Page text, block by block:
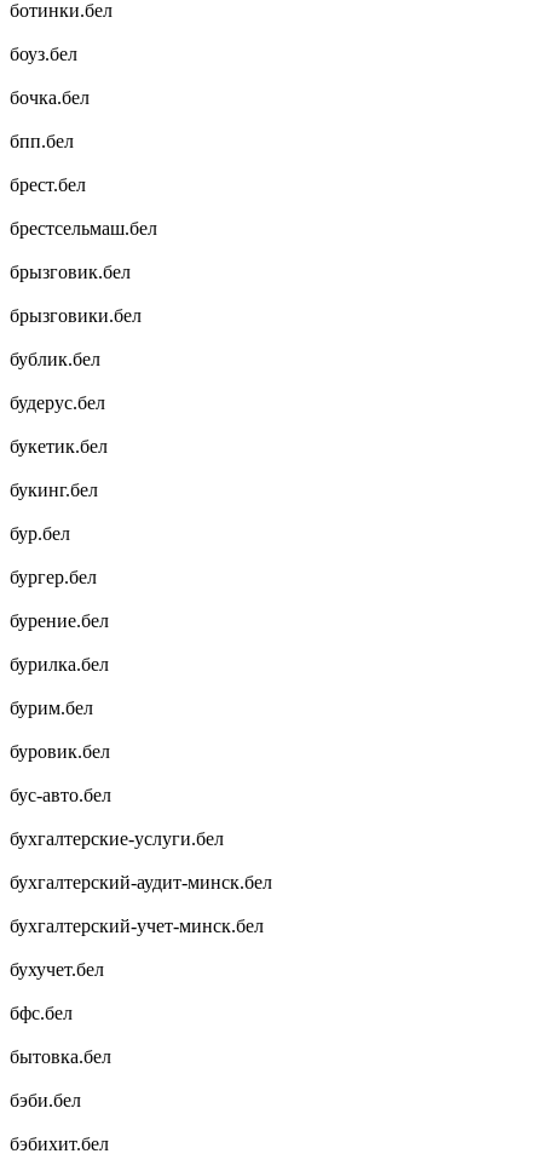
ботинки.бел
боуз.бел
бочка.бел
бпп.бел
брест.бел
брестсельмаш.бел
брызговик.бел
брызговики.бел
бублик.бел
будерус.бел
букетик.бел
букинг.бел
бур.бел
бургер.бел
бурение.бел
бурилка.бел
бурим.бел
буровик.бел
бус-авто.бел
бухгалтерские-услуги.бел
бухгалтерский-аудит-минск.бел
бухгалтерский-учет-минск.бел
бухучет.бел
бфс.бел
бытовка.бел
бэби.бел
бэбихит.бел